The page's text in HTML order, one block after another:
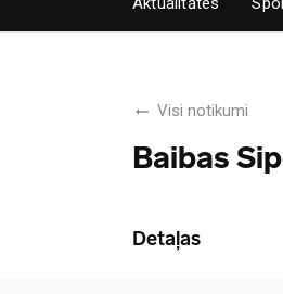
Visi notikumi
Baibas
Detaļas